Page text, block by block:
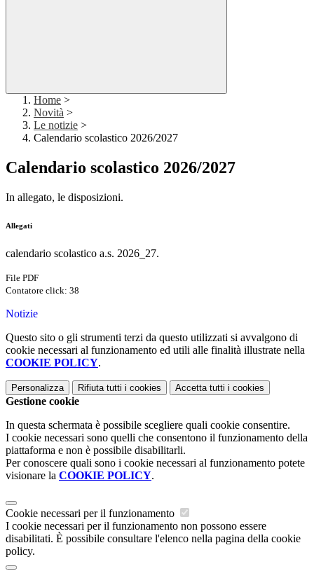
Home >
Novità >
Le notizie >
Calendario scolastico 2026/2027
Calendario scolastico 2026/2027
In allegato, le disposizioni.
Allegati
calendario scolastico a.s. 2026_27.
File PDF
Contatore click: 38
Notizie
Questo sito o gli strumenti terzi da questo utilizzati si avvalgono di
cookie necessari al funzionamento ed utili alle finalità illustrate nella
COOKIE POLICY.
Personalizza Rifiuta tutti i cookies Accetta tutti i cookies
Gestione cookie
In questa schermata è possibile scegliere quali cookie consentire.
I cookie necessari sono quelli che consentono il funzionamento della
piattaforma e non è possibile disabilitarli.
Per conoscere quali sono i cookie necessari al funzionamento potete
visionare la COOKIE POLICY.
Cookie necessari per il funzionamento
I cookie necessari per il funzionamento non possono essere
disabilitati. È possibile consultare l'elenco nella pagina della cookie
policy.